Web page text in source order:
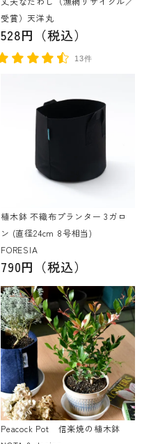
受賞）天洋丸
528円（税込）
13件
植木鉢 不織布プランター 3ガロ
ン (直径24cm 8号相当)
FORESIA
790円（税込）
Peacock Pot 信楽焼の植木鉢